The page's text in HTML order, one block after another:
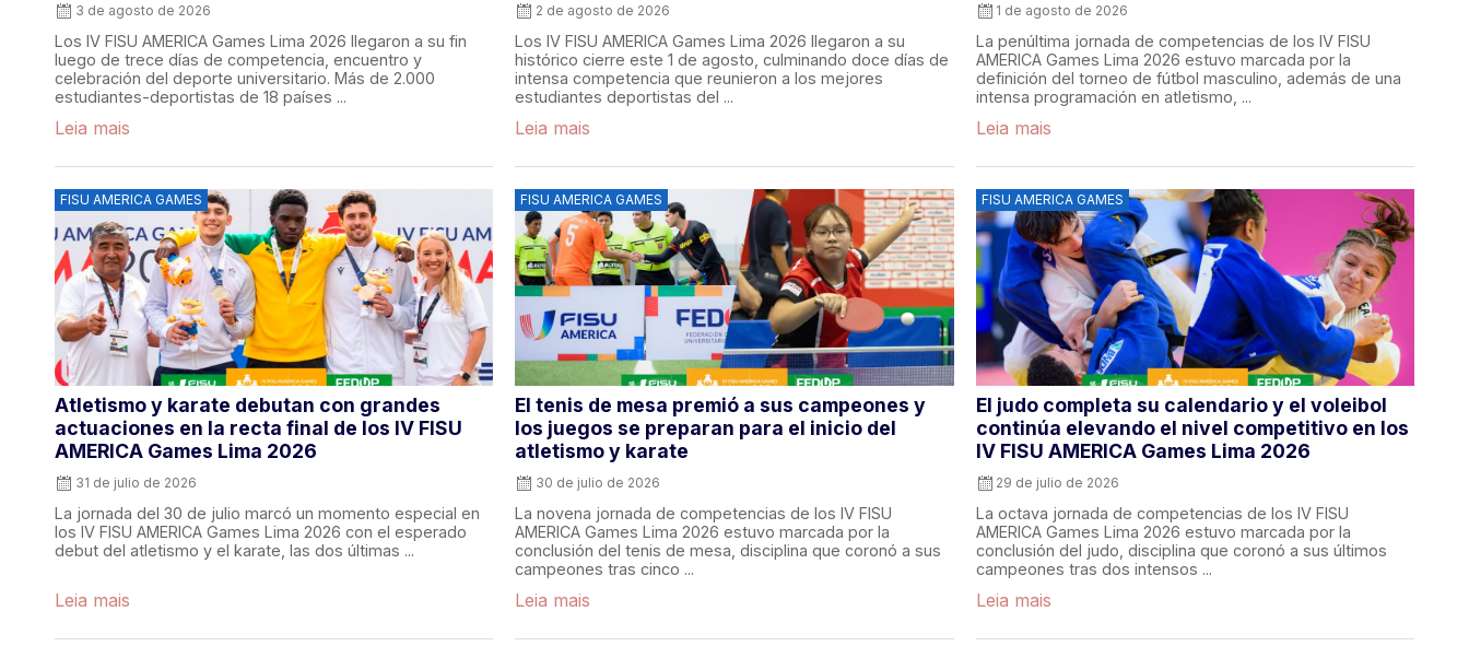
3 de agosto de 2026
Los IV FISU AMERICA Games Lima 2026 llegaron a su fin
luego de trece días de competencia, encuentro y
celebración del deporte universitario. Más de 2.000
estudiantes-deportistas de 18 países ...
Leia mais
2 de agosto de 2026
Los IV FISU AMERICA Games Lima 2026 llegaron a su
histórico cierre este 1 de agosto, culminando doce días de
intensa competencia que reunieron a los mejores
estudiantes deportistas del ...
Leia mais
1 de agosto de 2026
La penúltima jornada de competencias de los IV FISU
AMERICA Games Lima 2026 estuvo marcada por la
definición del torneo de fútbol masculino, además de una
intensa programación en atletismo, ...
Leia mais
FISU AMERICA GAMES
Atletismo y karate debutan con grandes
actuaciones en la recta final de los IV FISU
AMERICA Games Lima 2026
31 de julio de 2026
La jornada del 30 de julio marcó un momento especial en
los IV FISU AMERICA Games Lima 2026 con el esperado
debut del atletismo y el karate, las dos últimas ...
Leia mais
FISU AMERICA GAMES
El tenis de mesa premió a sus campeones y
los juegos se preparan para el inicio del
atletismo y karate
30 de julio de 2026
La novena jornada de competencias de los IV FISU
AMERICA Games Lima 2026 estuvo marcada por la
conclusión del tenis de mesa, disciplina que coronó a sus
campeones tras cinco ...
Leia mais
FISU AMERICA GAMES
El judo completa su calendario y el voleibol
continúa elevando el nivel competitivo en los
IV FISU AMERICA Games Lima 2026
29 de julio de 2026
La octava jornada de competencias de los IV FISU
AMERICA Games Lima 2026 estuvo marcada por la
conclusión del judo, disciplina que coronó a sus últimos
campeones tras dos intensos ...
Leia mais